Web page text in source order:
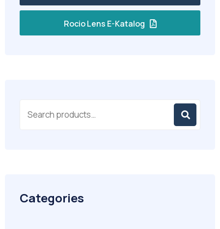
Rocio Lens E-Katalog
Categories